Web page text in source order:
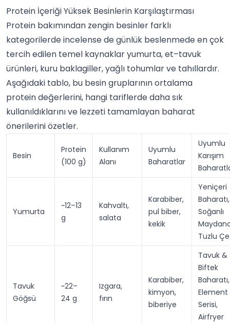
Protein İçeriği Yüksek Besinlerin Karşılaştırması
Protein bakımından zengin besinler farklı
kategorilerde incelense de günlük beslenmede en çok
tercih edilen temel kaynaklar yumurta, et–tavuk
ürünleri, kuru baklagiller, yağlı tohumlar ve tahıllardır.
Aşağıdaki tablo, bu besin gruplarının ortalama
protein değerlerini, hangi tariflerde daha sık
kullanıldıklarını ve lezzeti tamamlayan baharat
önerilerini özetler.
Besin
Protein
(100 g)
Kullanım
Alanı
Uyumlu
Baharatlar
Uyumlu
Karışım
Yumurta
~12–13
g
Kahvaltı,
salata
Karabiber,
pul biber,
kekik
Yeniçeri
Baharatı,
Soğanlı
Tuzlu
Tavuk
Göğsü
~22–
24 g
Izgara,
fırın
Karabiber,
kimyon,
biberiye
Tavuk &
Biftek
Baharatı,
Element
Serisi,
Airfryer